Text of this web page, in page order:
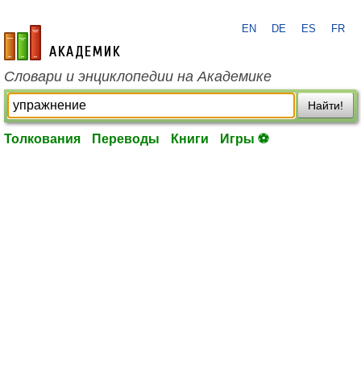
academic.ru
EN DE ES FR
Словари и энциклопедии на Академике
Найти!
Толкования Переводы Книги Игры ⚽